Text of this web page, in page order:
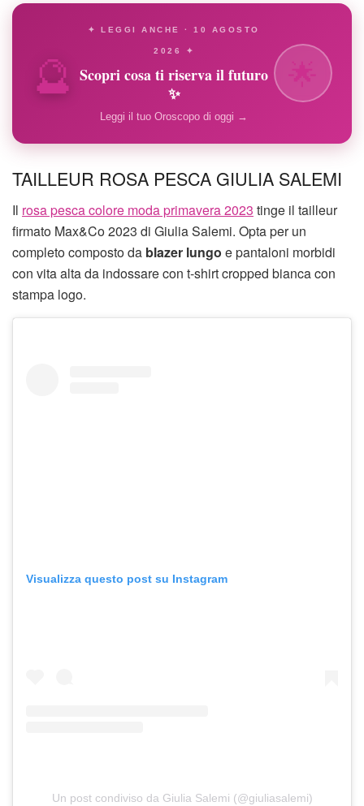
🔮
✦ LEGGI ANCHE · 10 AGOSTO
2026 ✦
Scopri cosa ti riserva il futuro
✨
Leggi il tuo Oroscopo di oggi →
TAILLEUR ROSA PESCA GIULIA SALEMI
Il rosa pesca colore moda primavera 2023 tinge il tailleur
firmato Max&Co 2023 di Giulia Salemi. Opta per un
completo composto da blazer lungo e pantaloni morbidi
con vita alta da indossare con t-shirt cropped bianca con
stampa logo.
Visualizza questo post su Instagram
Un post condiviso da Giulia Salemi (@giuliasalemi)